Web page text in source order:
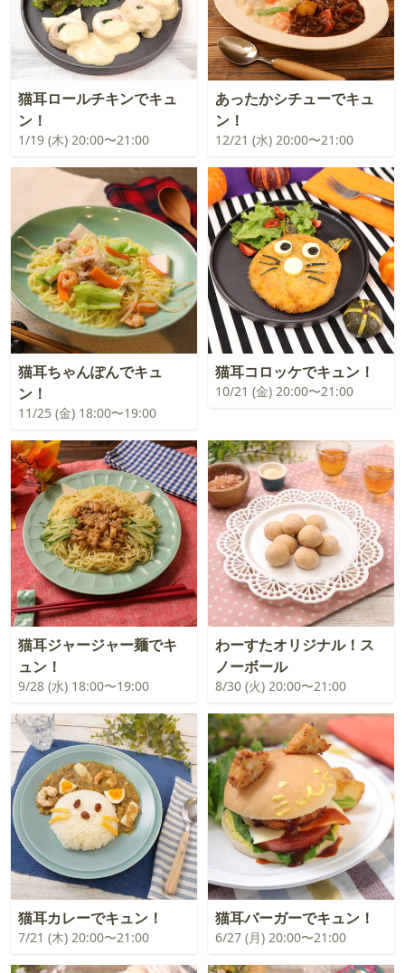
猫耳ロールチキンでキュ
ン！
1/19 (木) 20:00〜21:00
あったかシチューでキュ
ン！
12/21 (水) 20:00〜21:00
猫耳ちゃんぽんでキュ
ン！
11/25 (金) 18:00〜19:00
猫耳コロッケでキュン！
10/21 (金) 20:00〜21:00
猫耳ジャージャー麺でキ
ュン！
9/28 (水) 18:00〜19:00
わーすたオリジナル！ス
ノーボール
8/30 (火) 20:00〜21:00
猫耳カレーでキュン！
7/21 (木) 20:00〜21:00
猫耳バーガーでキュン！
6/27 (月) 20:00〜21:00